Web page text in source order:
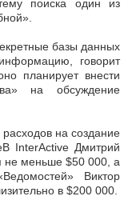
поиска один из
базы данных
говорит
планирует внести
на обсуждение
на создание
InterActive Дмитрий
не меньше $50 000, а
Виктор
в $200 000.